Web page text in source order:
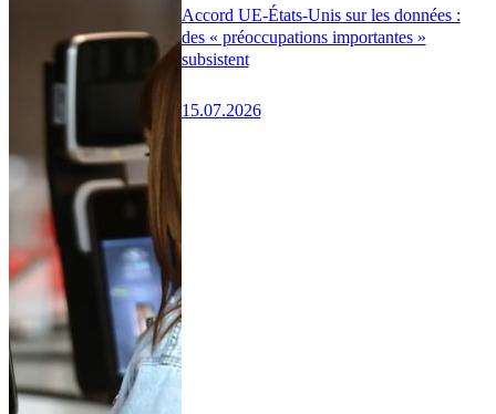
Accord UE-États-Unis sur les données :
des « préoccupations importantes »
subsistent
15.07.2026